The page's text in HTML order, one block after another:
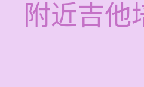
附近吉他